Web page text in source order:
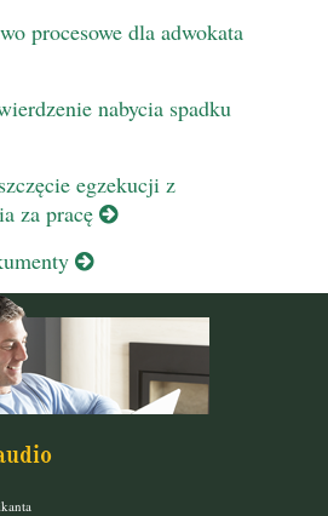
procesowe dla adwokata
nabycia spadku
egzekucji z
za pracę